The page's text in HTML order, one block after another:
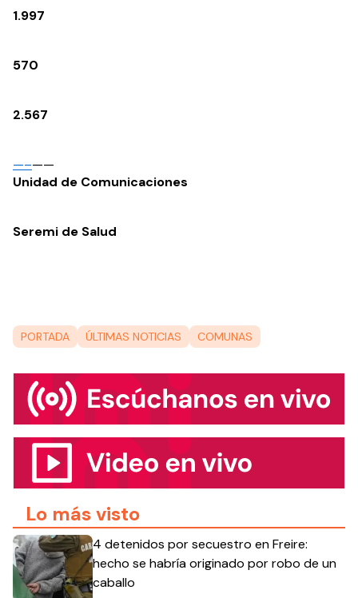
1.997
570
2.567
—–——
Unidad de Comunicaciones
Seremi de Salud
PORTADA ÚLTIMAS NOTICIAS COMUNAS
Lo más visto
4 detenidos por secuestro en Freire:
hecho se habría originado por robo de un
caballo